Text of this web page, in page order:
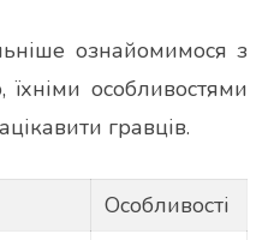
ознайомимося з
особливостями
гравців.
Особливості